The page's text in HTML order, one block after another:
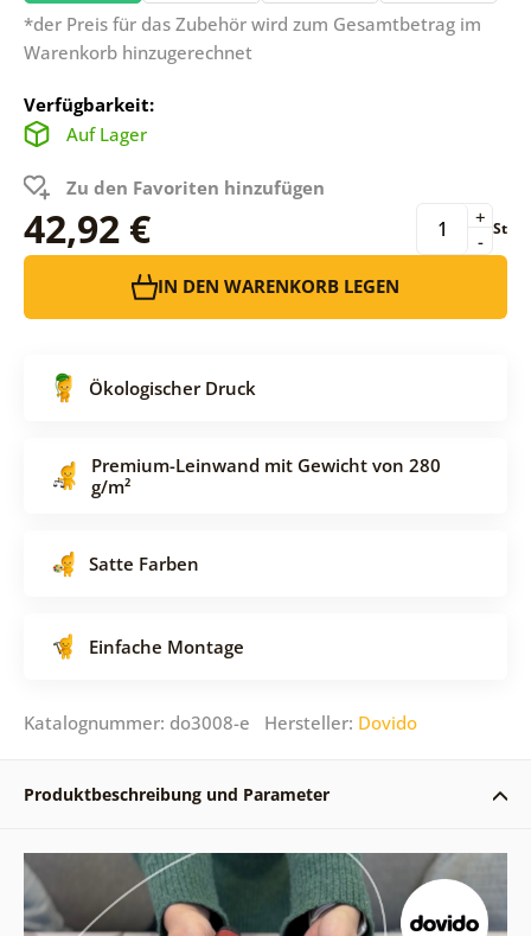
*der Preis für das Zubehör wird zum Gesamtbetrag im
Warenkorb hinzugerechnet
Verfügbarkeit:
Auf Lager
Zu den Favoriten hinzufügen
42,92 € -
+ St
IN DEN WARENKORB LEGEN
Ökologischer Druck
Premium-Leinwand mit Gewicht von 280
g/m²
Satte Farben
Einfache Montage
Katalognummer: do3008-e Hersteller: Dovido
Produktbeschreibung und Parameter